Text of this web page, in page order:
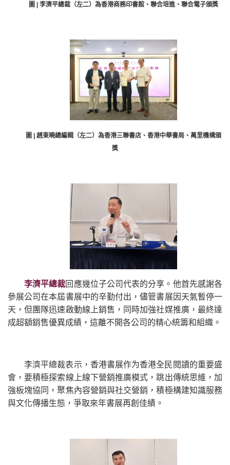
圖 | 李濟平總裁（左二）為香港商務印書館、聯合培進、聯合電子頒獎
圖 | 趙東曉總編輯（左二）為香港三聯書店、香港中華書局、萬里機構頒
獎
李濟平總裁回應幾位子公司代表的分享。他首先感謝各
參展公司在本屆書展中的辛勤付出，儘管書展因天氣暫停一
天，但團隊迅速啟動線上銷售，同時加強社媒推廣，最終達
成超額銷售優異成績，這離不開各公司的精心統籌和組織。
李濟平總裁表示，香港書展作为香港全民閱讀的重要盛
會，要積極探索線上線下營銷推廣模式，跳出傳統思維，加
強板塊協同，聚焦內容營銷與社交營銷，積極構建知識服務
與文化傳播生態，爭取來年書展再創佳績。